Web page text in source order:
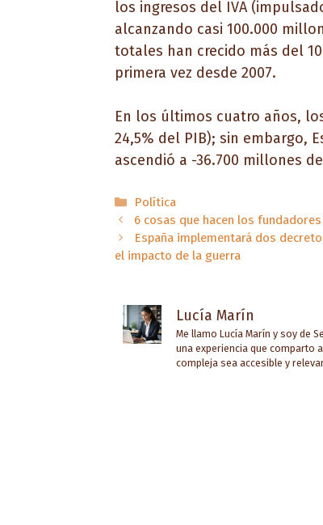
los ingresos del IVA
alcanzando casi 100.000
totales han crecido más del
primera vez desde 2007.
En los últimos cuatro años,
24,5% del PIB); sin embargo,
ascendió a -36.700 millones
Categorías
Política
6 cosas que hacen los
España implementará dos
el impacto de la guerra
Lucía Marín
Me llamo Lucía Marín y soy de
una experiencia que comparto
compleja sea accesible y